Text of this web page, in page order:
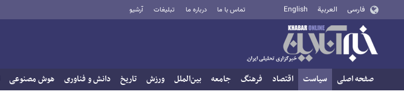
فارسی العربية English تماس با ما درباره ما تبلیغات آرشیو
صفحه اصلی سیاست اقتصاد فرهنگ جامعه بین‌الملل ورزش تاریخ دانش و فناوری هوش مصنوعی